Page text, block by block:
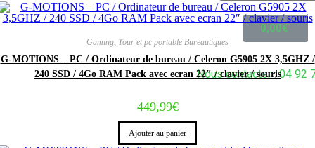
0,00€
Nous contacter : 04 92
Gaming, Tour et pc portable Bureautiques
G-MOTIONS – PC / Ordinateur de bureau / Celeron G5905 2X 3,5GHZ /
240 SSD / 4Go RAM Pack avec ecran 22″ / clavier / souris
449,99€
Ajouter au panier